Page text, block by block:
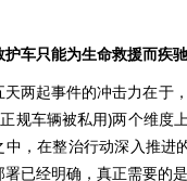
护车只能为生命救援而疾驰
起事件的冲击力在于，
正规车辆被私用)两个维度
中，在整治行动深入推进
署已经明确，真正需要的